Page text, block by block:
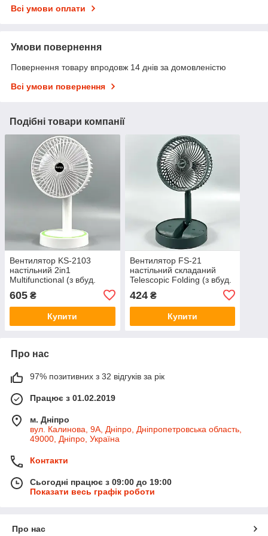
Всі умови оплати
Умови повернення
Повернення товару впродовж 14 днів за домовленістю
Всі умови повернення
Подібні товари компанії
Вентилятор KS-2103
настільний 2in1
Multifunctional (з вбуд.
605 ₴
Купити
Вентилятор FS-21
настільний складаний
Telescopic Folding (з вбуд.
Зеленый
424₴
Купити
Про нас
97% позитивних з 32 відгуків за рік
Працює з 01.02.2019
м. Дніпро
вул. Калинова, 9А, Дніпро, Дніпропетровська область,
49000, Дніпро, Україна
Контакти
Сьогодні працює з 09:00 до 19:00
Показати весь графік роботи
Про нас